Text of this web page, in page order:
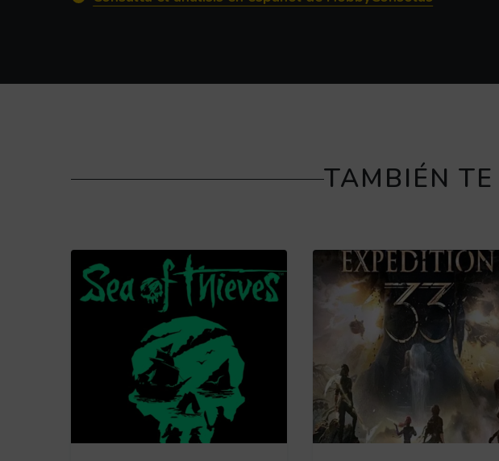
TAMBIÉN
Obtén más información acerca de Sea of Thieves